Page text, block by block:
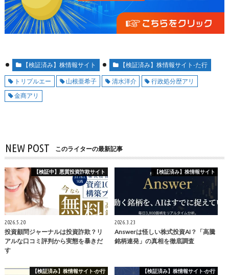
【検証済み】株情報サイト 【検証済み】株情報サイト-た行
トリプルエー 山根亜希子 清水洋介 行政処分歴アリ
金商アリ
NEW POST このライターの最新記事
【検証中】悪質投資詐欺サイト
2026.5.20
投資顧問ジャーナルは投資詐欺？リ
アルな口コミ評判から実態を暴きだ
す
【検証済み】株情報サイト
2026.3.23
Answerは怪しい株式投資AI？「高騰
銘柄連発」の真相を徹底調査
【検証済み】株情報サイト-か行 【検証済み】株情報サイト-か行